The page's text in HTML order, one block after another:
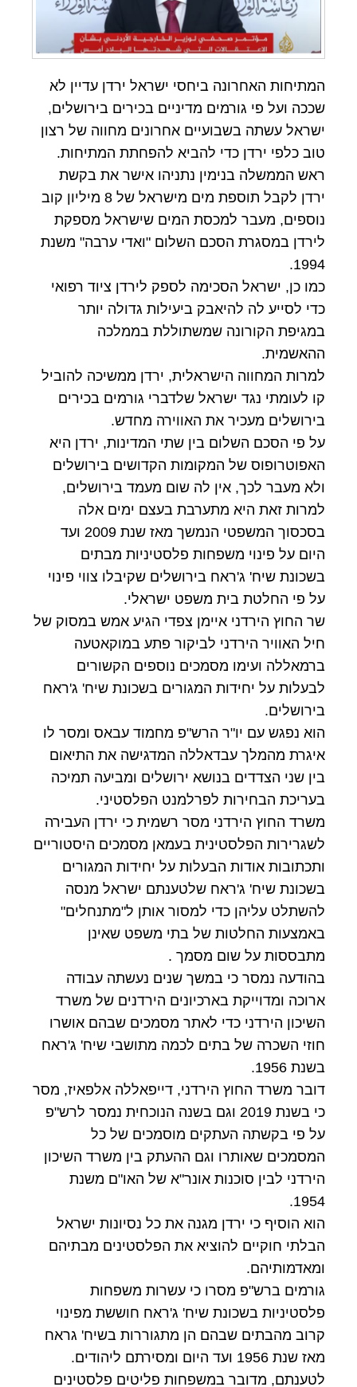
המתיחות האחרונה ביחסי ישראל ירדן עדיין לא
שככה ועל פי גורמים מדיניים בכירים בירושלים,
ישראל עשתה בשבועיים אחרונים מחווה של רצון
טוב כלפי ירדן כדי להביא להפחתת המתיחות.
ראש הממשלה בנימין נתניהו אישר את בקשת
ירדן לקבל תוספת מים מישראל של 8 מיליון קוב
נוספים, מעבר למכסת המים שישראל מספקת
לירדן במסגרת הסכם השלום "ואדי ערבה" משנת
1994.
כמו כן, ישראל הסכימה לספק לירדן ציוד רפואי
כדי לסייע לה להיאבק ביעילות גדולה יותר
במגיפת הקורונה שמשתוללת בממלכה
ההאשמית.
למרות המחווה הישראלית, ירדן ממשיכה להוביל
קו לעומתי נגד ישראל שלדברי גורמים בכירים
בירושלים מעכיר את האווירה מחדש.
על פי הסכם השלום בין שתי המדינות, ירדן היא
האפוטרופוס של המקומות הקדושים בירושלים
ולא מעבר לכך, אין לה שום מעמד בירושלים,
למרות זאת היא מתערבת בעצם ימים אלה
בסכסוך המשפטי הנמשך מאז שנת 2009 ועד
היום על פינוי משפחות פלסטיניות מבתים
בשכונת שיח' ג'ראח בירושלים שקיבלו צווי פינוי
על פי החלטת בית משפט ישראלי.
שר החוץ הירדני איימן צפדי הגיע אמש במסוק של
חיל האוויר הירדני לביקור פתע במוקאטעה
ברמאללה ועימו מסמכים נוספים הקשורים
לבעלות על יחידות המגורים בשכונת שיח' ג'ראח
בירושלים.
הוא נפגש עם יו"ר הרש"פ מחמוד עבאס ומסר לו
איגרת מהמלך עבדאללה המדגישה את התיאום
בין שני הצדדים בנושא ירושלים ומביעה תמיכה
בעריכת הבחירות לפרלמנט הפלסטיני.
משרד החוץ הירדני מסר רשמית כי ירדן העבירה
לשגרירות הפלסטינית בעמאן מסמכים היסטוריים
ותכתובות אודות הבעלות על יחידות המגורים
בשכונת שיח' ג'ראח שלטענתם ישראל מנסה
להשתלט עליהן כדי למסור אותן ל"מתנחלים"
באמצעות החלטות של בתי משפט שאינן
מתבססות על שום מסמך .
בהודעה נמסר כי במשך שנים נעשתה עבודה
ארוכה ומדוייקת בארכיונים הירדנים של משרד
השיכון הירדני כדי לאתר מסמכים שבהם אושרו
חוזי השכרה של בתים לכמה מתושבי שיח' ג'ראח
בשנת 1956.
דובר משרד החוץ הירדני, דייפאללה אלפאיז, מסר
כי בשנת 2019 וגם בשנה הנוכחית נמסר לרש"פ
על פי בקשתה העתקים מוסמכים של כל
המסמכים שאותרו וגם ההעתק בין משרד השיכון
הירדני לבין סוכנות אונר"א של האו"ם משנת
1954.
הוא הוסיף כי ירדן מגנה את כל נסיונות ישראל
הבלתי חוקיים להוציא את הפלסטינים מבתיהם
ומאדמותיהם.
גורמים ברש"פ מסרו כי עשרות משפחות
פלסטיניות בשכונת שיח' ג'ראח חוששת מפינוי
קרוב מהבתים שבהם הן מתגוררות בשיח' גראח
מאז שנת 1956 ועד היום ומסירתם ליהודים.
לטענתם, מדובר במשפחות פליטים פלסטינים